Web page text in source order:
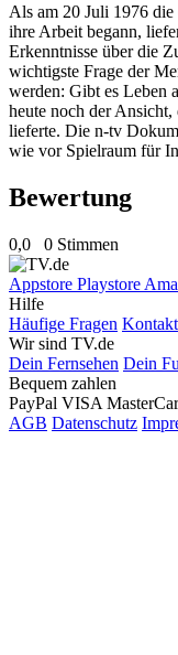
Als am 20 Juli 1976 die
ihre Arbeit begann,
Erkenntnisse über die
wichtigste Frage der
werden: Gibt es Leben
heute noch der
lieferte. Die n-tv
wie vor Spielraum für
Bewertung
0,0 0 Stimmen
Appstore Playstore
Hilfe
Häufige Fragen Kontakt
Wir sind TV.de
Dein Fernsehen Dein
Bequem zahlen
PayPal VISA
AGB Datenschutz